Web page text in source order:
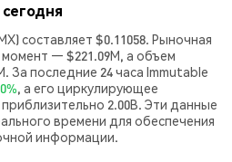
составляет $0.11058. Рыночная
— $221.09M, а объем
За последние 24 часа Immutable
, а его циркулирующее
2.00B. Эти данные
времени для обеспечения
информации.